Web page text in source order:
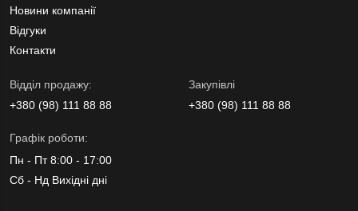
Новини компанії
Відгуки
Контакти
Вiддiл продажу:
+380 (98) 111 88 88
Закупівлі
+380 (98) 111 88 88
Графік роботи:
Пн - Пт 8:00 - 17:00
Сб - Нд Вихідні дні